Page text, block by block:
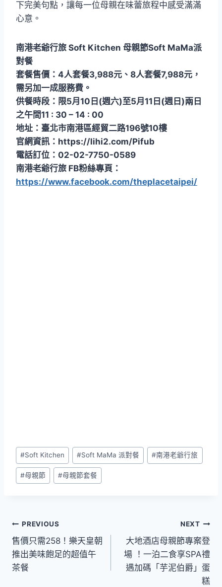
下完美句點，讓每一位母親在味蕾旅程中感受滿滿
心意。
南港老爺行旅 Soft Kitchen 母親節Soft MaMa派
對餐
套餐售價：4人套餐3,988元、8人套餐7,988元，
需另加一成服務費。
供餐時段：限5月10日(週六)至5月11日(週日)兩日
之午間11 : 30 – 14 : 00
地址：臺北市南港區經貿二路196號10樓
官網資訊：https://lihi2.com/Pifub
電話訂位：02-02-7750-0589
南港老爺行旅 FB粉絲專頁：
https://www.facebook.com/theplacetaipei/
Post
Tags:
#Soft Kitchen #Soft MaMa 派對餐 #南港老爺行旅
#母親節 #母親節套餐
文
章
導
PREVIOUS
售價只需258！樂天皇朝
推出美味飽足的超值午
茶餐
NEXT
大地酒店母親節專案登
場 ！一泊二食享SPA禮
遇加碼「芋泥伯爵」蛋
糕